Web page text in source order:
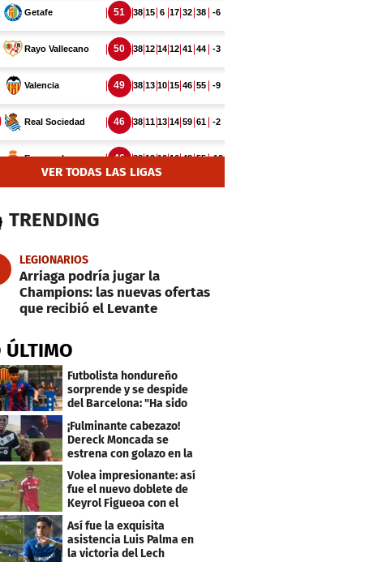
VER TODAS LAS LIGAS
TRENDING
LEGIONARIOS
Arriaga podría jugar la
Champions: las nuevas ofertas
que recibió el Levante
ÚLTIMO
Futbolista hondureño
sorprende y se despide
del Barcelona: "Ha sido
un orgullo"
¡Fulminante cabezazo!
Dereck Moncada se
estrena con golazo en la
Liga de Suiza
Volea impresionante: así
fue el nuevo doblete de
Keyrol Figueoa con el
Liverpool
Así fue la exquisita
asistencia Luis Palma en
la victoria del Lech